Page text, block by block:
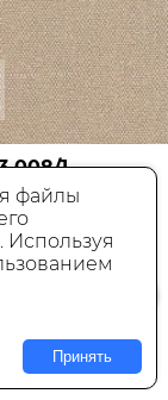
008/1
м
файлы
Используя
Принять